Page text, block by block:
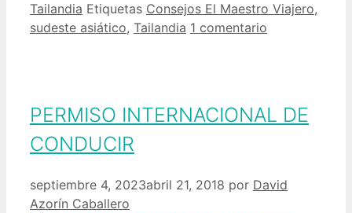
Tailandia Etiquetas Consejos El Maestro Viajero,
sudeste asiático, Tailandia 1 comentario
PERMISO INTERNACIONAL DE
CONDUCIR
septiembre 4, 2023abril 21, 2018 por David
Azorín Caballero